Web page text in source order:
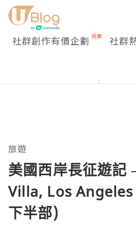
社群創作有價企劃 社群
旅遊
美國西岸長征遊記
Villa, Los
下半部)